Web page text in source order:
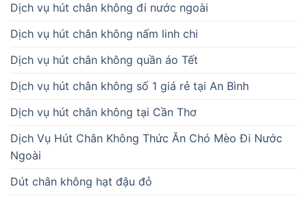
Dịch vụ hút chân không đi nước ngoài
Dịch vụ hút chân không nấm linh chi
Dịch vụ hút chân không quần áo Tết
Dịch vụ hút chân không số 1 giá rẻ tại An Bình
Dịch vụ hút chân không tại Cần Thơ
Dịch Vụ Hút Chân Không Thức Ăn Chó Mèo Đi Nước
Ngoài
Dút chân không hạt đậu đỏ